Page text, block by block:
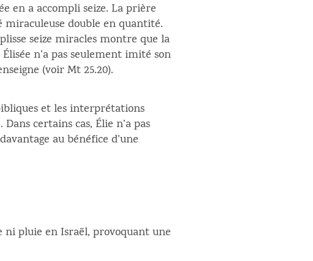
en a accompli seize. La prière
miraculeuse double en quantité.
seize miracles montre que la
n’a pas seulement imité son
(voir Mt 25.20).
et les interprétations
certains cas, Élie n’a pas
au bénéfice d’une
ni pluie en Israël, provoquant une